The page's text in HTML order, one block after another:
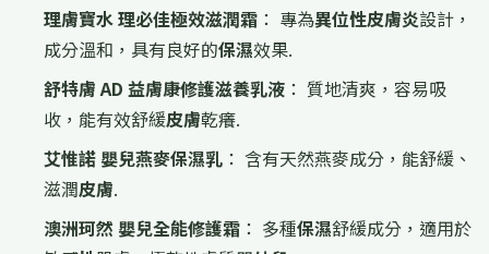
理膚寶水 理必佳極效滋潤霜 ： 專為異位性皮膚炎設計，
成分溫和，具有良好的保濕效果.
舒特膚 AD 益膚康修護滋養乳液 ： 質地清爽，容易吸
收，能有效舒緩皮膚乾癢.
艾惟諾 嬰兒燕麥保濕乳 ： 含有天然燕麥成分，能舒緩、
滋潤皮膚.
澳洲珂然 嬰兒全能修護霜 ： 多種保濕舒緩成分，適用於